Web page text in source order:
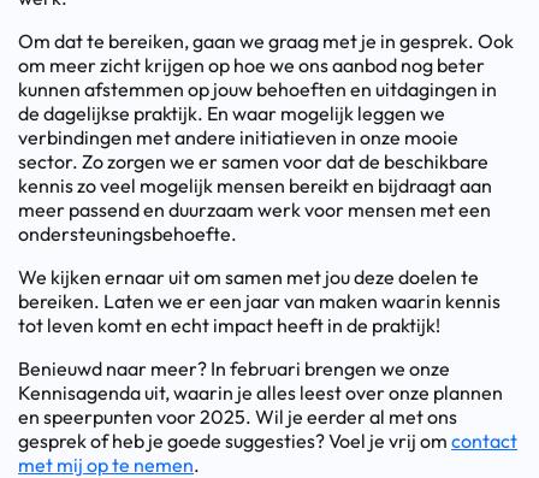
Om dat te bereiken, gaan we graag met je in gesprek. Ook
om meer zicht krijgen op hoe we ons aanbod nog beter
kunnen afstemmen op jouw behoeften en uitdagingen in
de dagelijkse praktijk. En waar mogelijk leggen we
verbindingen met andere initiatieven in onze mooie
sector. Zo zorgen we er samen voor dat de beschikbare
kennis zo veel mogelijk mensen bereikt en bijdraagt aan
meer passend en duurzaam werk voor mensen met een
ondersteuningsbehoefte.
We kijken ernaar uit om samen met jou deze doelen te
bereiken. Laten we er een jaar van maken waarin kennis
tot leven komt en echt impact heeft in de praktijk!
Benieuwd naar meer? In februari brengen we onze
Kennisagenda uit, waarin je alles leest over onze plannen
en speerpunten voor 2025. Wil je eerder al met ons
gesprek of heb je goede suggesties? Voel je vrij om contact
met mij op te nemen.